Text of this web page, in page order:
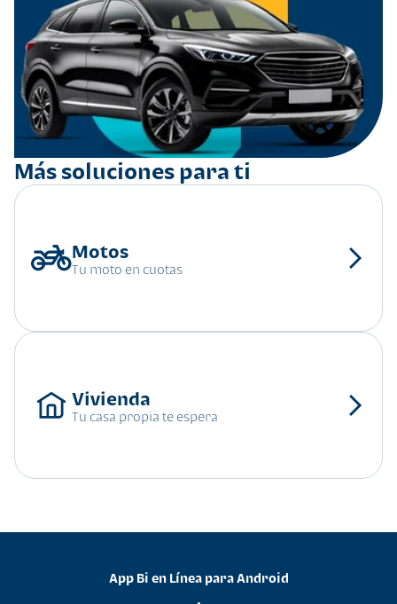
Más soluciones para ti
Tu moto en cuotas
Tu casa propia te espera
App Bi en Línea para Android